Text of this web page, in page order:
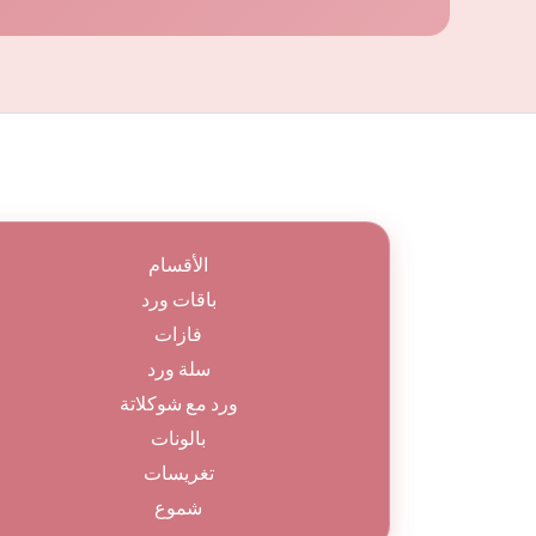
الأقسام
باقات ورد
فازات
سلة ورد
ورد مع شوكلاتة
بالونات
تغريسات
شموع